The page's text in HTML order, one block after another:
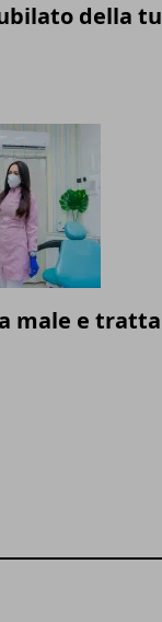
della
male e